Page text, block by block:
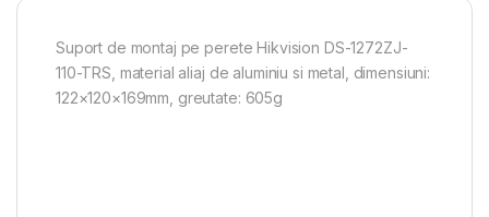
Suport de montaj pe perete Hikvision DS-1272ZJ-
110-TRS, material aliaj de aluminiu si metal, dimensiuni:
122×120×169mm, greutate: 605g